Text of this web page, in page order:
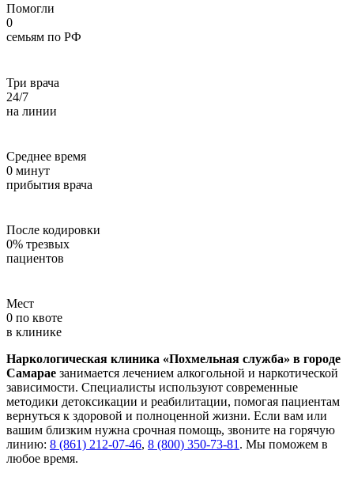
Помогли
0
семьям по РФ
Три врача
24/7
на линии
Среднее время
0 минут
прибытия врача
После кодировки
0% трезвых
пациентов
Мест
0 по квоте
в клинике
Наркологическая клиника «Похмельная служба» в городе
Самарае занимается лечением алкогольной и наркотической
зависимости. Специалисты используют современные
методики детоксикации и реабилитации, помогая пациентам
вернуться к здоровой и полноценной жизни. Если вам или
вашим близким нужна срочная помощь, звоните на горячую
линию: 8 (861) 212-07-46, 8 (800) 350-73-81 . Мы поможем в
любое время.